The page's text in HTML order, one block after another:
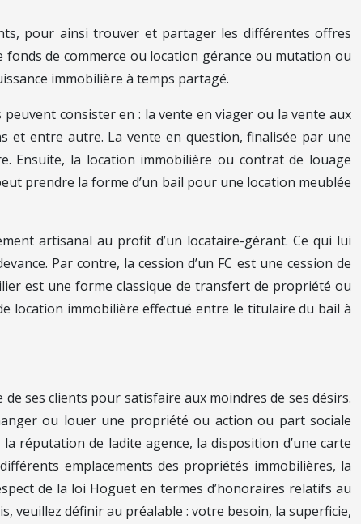
pour ainsi trouver et partager les différentes offres
de commerce ou location gérance ou mutation ou
immobilière à temps partagé.
consister en : la vente en viager ou la vente aux
et entre autre. La vente en question, finalisée par une
Ensuite, la location immobilière ou contrat de louage
prendre la forme d’un bail pour une location meublée
artisanal au profit d’un locataire-gérant. Ce qui lui
Par contre, la cession d’un FC est une cession de
est une forme classique de transfert de propriété ou
location immobilière effectué entre le titulaire du bail à
ses clients pour satisfaire aux moindres de ses désirs.
ou louer une propriété ou action ou part sociale
réputation de ladite agence, la disposition d’une carte
emplacements des propriétés immobilières, la
de la loi Hoguet en termes d’honoraires relatifs au
veuillez définir au préalable : votre besoin, la superficie,